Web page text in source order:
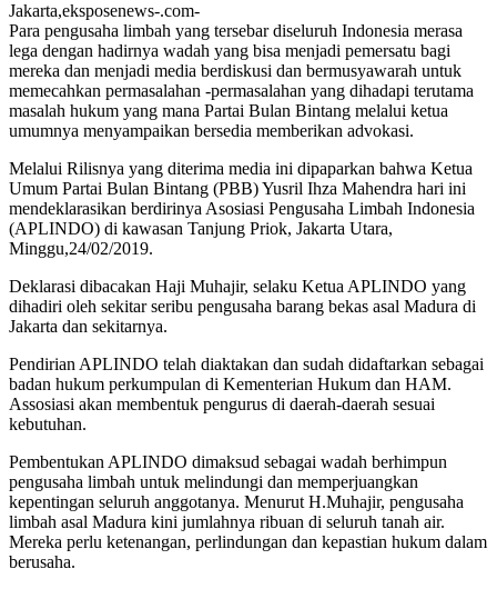
Jakarta,eksposenews-.com-
Para pengusaha limbah yang tersebar diseluruh Indonesia merasa
lega dengan hadirnya wadah yang bisa menjadi pemersatu bagi
mereka dan menjadi media berdiskusi dan bermusyawarah untuk
memecahkan permasalahan -permasalahan yang dihadapi terutama
masalah hukum yang mana Partai Bulan Bintang melalui ketua
umumnya menyampaikan bersedia memberikan advokasi.
Melalui Rilisnya yang diterima media ini dipaparkan bahwa Ketua
Umum Partai Bulan Bintang (PBB) Yusril Ihza Mahendra hari ini
mendeklarasikan berdirinya Asosiasi Pengusaha Limbah Indonesia
(APLINDO) di kawasan Tanjung Priok, Jakarta Utara,
Minggu,24/02/2019.
Deklarasi dibacakan Haji Muhajir, selaku Ketua APLINDO yang
dihadiri oleh sekitar seribu pengusaha barang bekas asal Madura di
Jakarta dan sekitarnya.
Pendirian APLINDO telah diaktakan dan sudah didaftarkan sebagai
badan hukum perkumpulan di Kementerian Hukum dan HAM.
Assosiasi akan membentuk pengurus di daerah-daerah sesuai
kebutuhan.
Pembentukan APLINDO dimaksud sebagai wadah berhimpun
pengusaha limbah untuk melindungi dan memperjuangkan
kepentingan seluruh anggotanya. Menurut H.Muhajir, pengusaha
limbah asal Madura kini jumlahnya ribuan di seluruh tanah air.
Mereka perlu ketenangan, perlindungan dan kepastian hukum dalam
berusaha.